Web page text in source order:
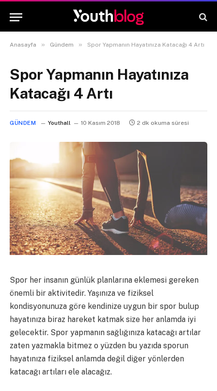
Anasayfa » Gündem » Spor Yapmanın Hayatınıza Katacağı 4 Artı
Spor Yapmanın Hayatınıza
Katacağı 4 Artı
GÜNDEM Youthall 10 Kasım 2018 2 dk okuma süresi
Spor her insanın günlük planlarına eklemesi gereken
önemli bir aktivitedir. Yaşınıza ve fiziksel
kondisyonunuza göre kendinize uygun bir spor bulup
hayatınıza biraz hareket katmak size her anlamda iyi
gelecektir. Spor yapmanın sağlığınıza katacağı artılar
zaten yazmakla bitmez o yüzden bu yazıda sporun
hayatınıza fiziksel anlamda değil diğer yönlerden
katacağı artıları ele alacağız.